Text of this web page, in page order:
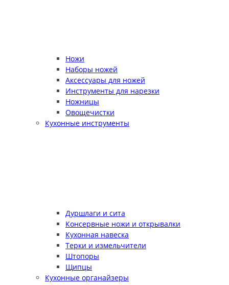
Ножи
Наборы ножей
Аксессуары для ножей
Инструменты для нарезки
Ножницы
Овощечистки
Кухонные инструменты
Дуршлаги и сита
Консервные ножи и открывалки
Кухонная навеска
Терки и измельчители
Штопоры
Щипцы
Кухонные органайзеры